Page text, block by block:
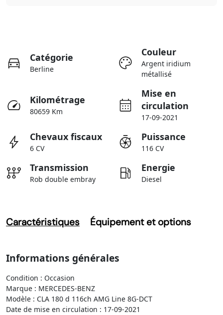
Catégorie
Berline
Couleur
Argent iridium
métallisé
Kilométrage
80659 Km
Mise en
circulation
17-09-2021
Chevaux fiscaux
6 CV
Puissance
116 CV
Transmission
Rob double embray
Energie
Diesel
Caractéristiques Équipement et options
Informations générales
Condition : Occasion
Marque : MERCEDES-BENZ
Modèle : CLA 180 d 116ch AMG Line 8G-DCT
Date de mise en circulation : 17-09-2021